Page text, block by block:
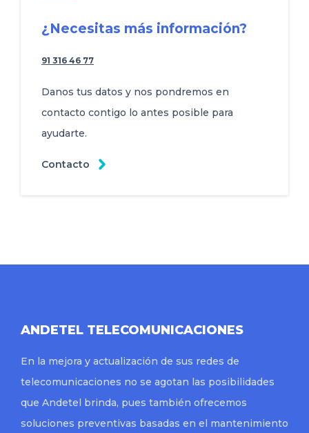
¿Necesitas más información?
91 316 46 77
Danos tus datos y nos pondremos en
contacto contigo lo antes posible para
ayudarte.
Contacto
ANDETEL TELECOMUNICACIONES
En la mejora y actualización de sus redes de
telecomunicaciones no se agotan las posibilidades
que Andetel brinda, pues también ofrecemos
soluciones preventivas basadas en el mantenimiento